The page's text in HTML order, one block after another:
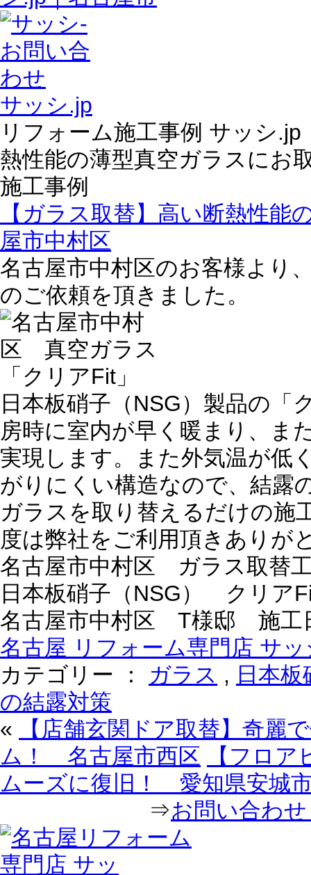
サッシ.jp
リフォーム施工事例 サッシ
熱性能の薄型真空ガラスに
施工事例
【ガラス取替】高い断熱性
屋市中村区
名古屋市中村区のお客様より
のご依頼を頂きました。
日本板硝子（NSG）製品の「
房時に室内が早く暖まり、ま
実現します。また外気温が低
がりにくい構造なので、結露
ガラスを取り替えるだけの施
度は弊社をご利用頂きありが
名古屋市中村区 ガラス取替
日本板硝子（NSG） クリ
名古屋市中村区 T様邸 施工
名古屋 リフォーム専門店 サ
カテゴリー ：
ガラス , 日本板
の結露対策
«
【店舗玄関ドア取替】奇麗
ム！ 名古屋市西区
【フロ
ムーズに復旧！ 愛知県安城
⇒お問い合わ